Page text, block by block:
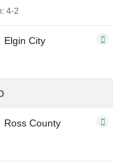
4-2
Elgin City
Ross County